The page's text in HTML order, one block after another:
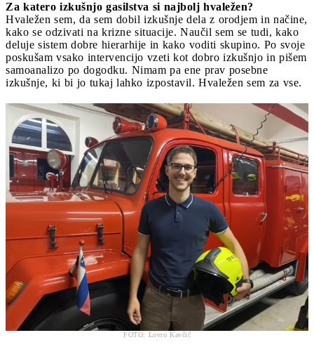
Za katero izkušnjo gasilstva si najbolj hvaležen?
Hvaležen sem, da sem dobil izkušnje dela z orodjem in načine,
kako se odzivati na krizne situacije. Naučil sem se tudi, kako
deluje sistem dobre hierarhije in kako voditi skupino. Po svoje
poskušam vsako intervencijo vzeti kot dobro izkušnjo in pišem
samoanalizo po dogodku. Nimam pa ene prav posebne
izkušnje, ki bi jo tukaj lahko izpostavil. Hvaležen sem za vse.
FOTO: Lovro Kavčič